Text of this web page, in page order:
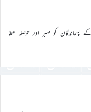
پسماندگان کو صبر اور حوصلہ عطا